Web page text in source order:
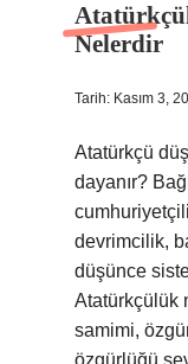
Nelerdir
Tarih: Kasım 3,
Atatürkçü
dayanır?
devrimcilik,
düşünce
Atatürkçülük
samimi,
özgürlüğü